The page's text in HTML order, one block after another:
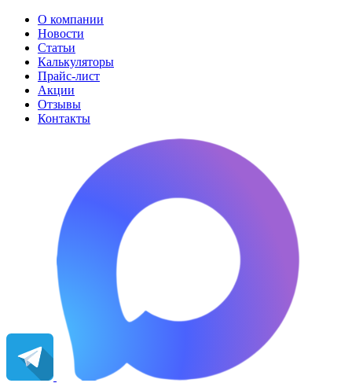
О компании
Новости
Статьи
Калькуляторы
Прайс-лист
Акции
Отзывы
Контакты